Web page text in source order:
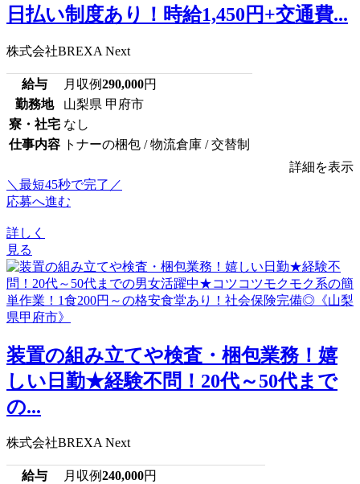
日払い制度あり！時給1,450円+交通費...
株式会社BREXA Next
給与 月収例290,000円
勤務地
山梨県 甲府市
寮・社宅 なし
仕事内容 トナーの梱包 / 物流倉庫 / 交替制
詳細を表示
＼最短45秒で完了／
応募へ進む
詳しく
見る
装置の組み立てや検査・梱包業務！嬉
しい日勤★経験不問！20代～50代まで
の...
株式会社BREXA Next
給与 月収例240,000円